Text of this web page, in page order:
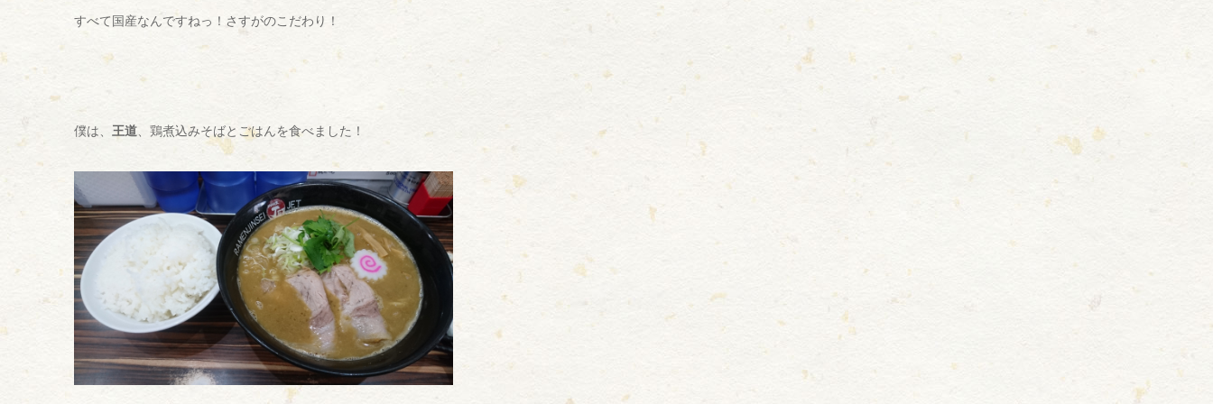
すべて国産なんですねっ！さすがのこだわり！
僕は、 王道、鶏煮込みそばとごはんを食べました！